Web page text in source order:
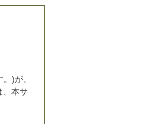
)が、
、本サ